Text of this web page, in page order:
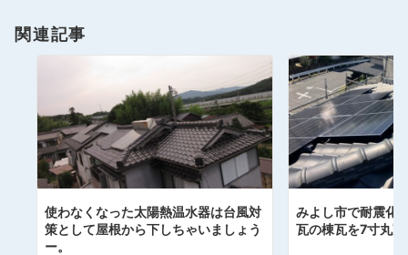
ン
関連記事
使わなくなった太陽熱温水器は台風対
策として屋根から下しちゃいましょう
ー。
みよし市で耐震化
瓦の棟瓦を7寸丸